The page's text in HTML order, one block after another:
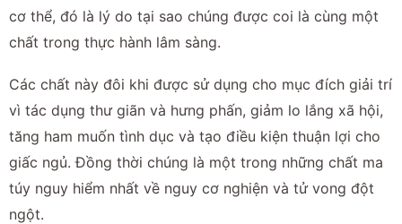
cơ thể, đó là lý do tại sao chúng được coi là cùng một
chất trong thực hành lâm sàng.
Các chất này đôi khi được sử dụng cho mục đích giải trí
vì tác dụng thư giãn và hưng phấn, giảm lo lắng xã hội,
tăng ham muốn tình dục và tạo điều kiện thuận lợi cho
giấc ngủ. Đồng thời chúng là một trong những chất ma
túy nguy hiểm nhất về nguy cơ nghiện và tử vong đột
ngột.